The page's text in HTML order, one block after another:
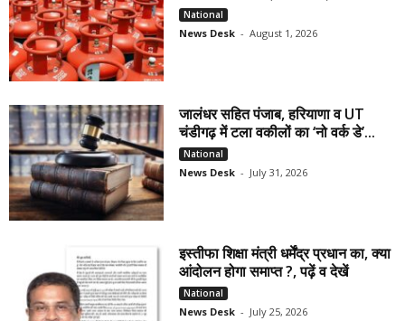
National
News Desk - August 1, 2026
जालंधर सहित पंजाब, हरियाणा व UT
चंडीगढ़ में टला वकीलों का ‘नो वर्क डे’...
National
News Desk - July 31, 2026
इस्तीफा शिक्षा मंत्री धर्मेंद्र प्रधान का, क्या
आंदोलन होगा समाप्त ?, पढ़ें व देखें
National
News Desk - July 25, 2026